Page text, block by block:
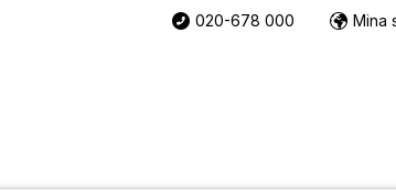
020-678 000 Mina